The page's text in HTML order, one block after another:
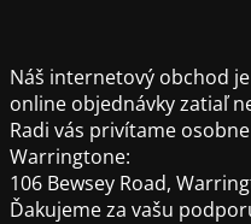
Náš internetový obchod
online objednávky zatiaľ
Radi vás privítame
Warringtone:
106 Bewsey Road,
Ďakujeme za vašu